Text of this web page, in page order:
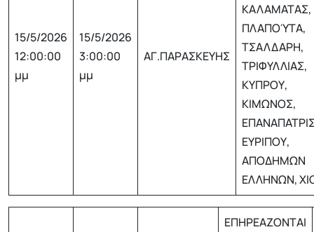
15/5/2026
12:00:00
μμ
15/5/2026
3:00:00
μμ
ΑΓ.ΠΑΡΑΣΚΕΥΗΣ
ΚΑΛΑΜΑΤΑΣ,
ΠΛΑΠΟΎΤΑ,
ΤΣΑΛΔΑΡΗ,
ΤΡΙΦΥΛΛΙΑΣ,
ΚΥΠΡΟΥ,
ΚΙΜΩΝΟΣ,
ΕΥΡΙΠΟΥ,
ΑΠΟΔΗΜΩΝ
ΕΛΛΗΝΩΝ,
ΕΠΗΡΕΑΖΟΝΤΑΙ